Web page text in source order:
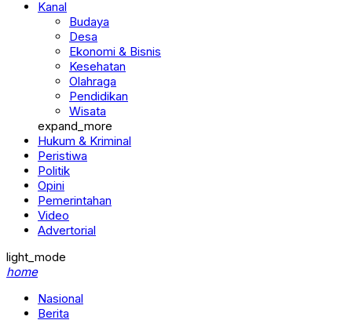
Desa
Ekonomi & Bisnis
Kesehatan
Olahraga
Pendidikan
Wisata
expand_more
Hukum & Kriminal
Peristiwa
Politik
Opini
Pemerintahan
Video
Advertorial
home
Berita